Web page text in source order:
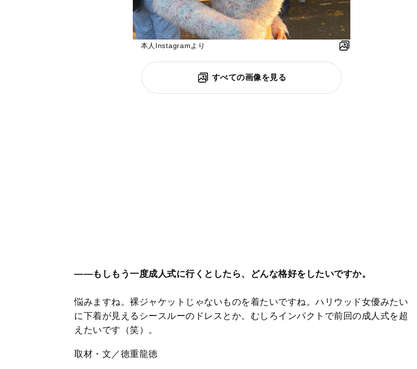
本人Instagramより
すべての画像を見る
――もしもう一度成人式に行くとしたら、どんな格好をしたいですか。
悩みますね。裸ジャケットじゃないものを着たいですね。ハリウッド女優みたい
に下着が見えるシースルーのドレスとか。むしろインパクトで前回の成人式を超
えたいです（笑）。
取材・文／徳重龍徳